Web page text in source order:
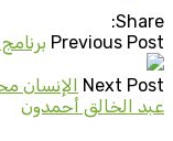
Share:
Previous Post
Next Post الإنسان
عبد الخالق أحمدون